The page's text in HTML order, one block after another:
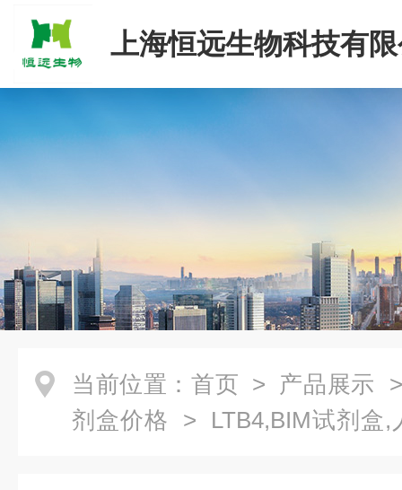
上海恒远生物科技有
当前位置： 首页 > 产品展示
剂盒价格 > LTB4,BIM试剂盒,